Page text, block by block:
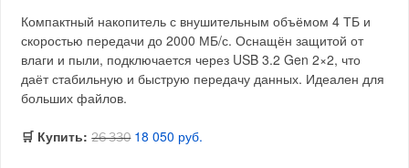
Компактный накопитель с внушительным объёмом 4 ТБ и
скоростью передачи до 2000 МБ/с. Оснащён защитой от
влаги и пыли, подключается через USB 3.2 Gen 2×2, что
даёт стабильную и быструю передачу данных. Идеален для
больших файлов.
🛒 Купить: 26 330 18 050 руб.